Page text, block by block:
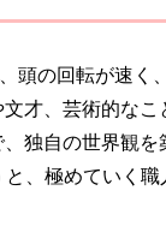
頭の回転が速く
才、芸術的な
独自の世界観を
、極めていく